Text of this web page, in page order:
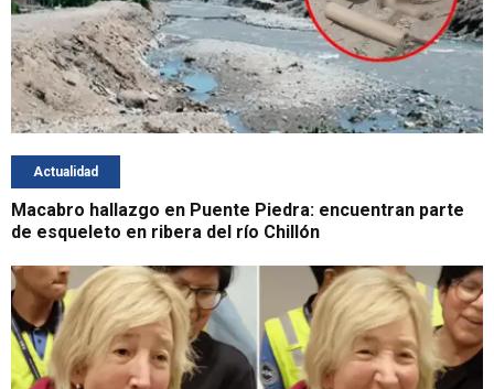
Actualidad
Macabro hallazgo en Puente Piedra: encuentran parte
de esqueleto en ribera del río Chillón